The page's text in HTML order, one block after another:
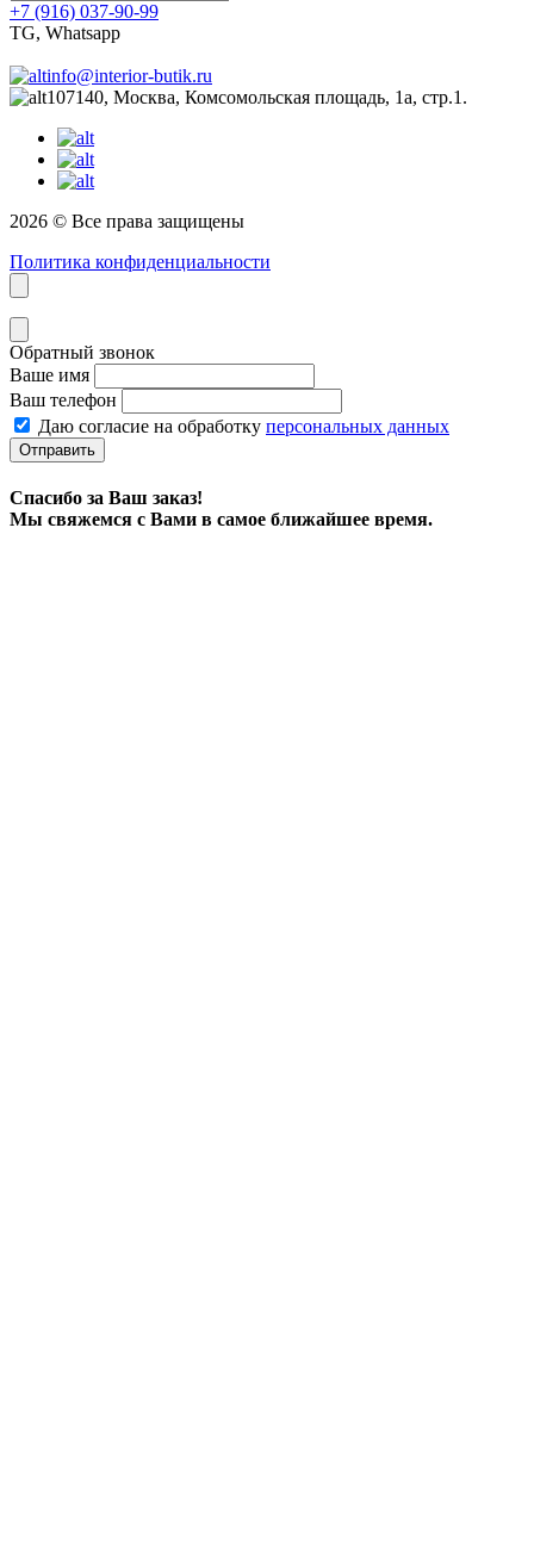
+7 (916) 037-90-99
TG, Whatsapp
info@interior-butik.ru
107140, Москва, Комсомольская площадь, 1а, стр.1.
2026 © Все права защищены
Политика конфиденциальности
Обратный звонок
Ваше имя
Ваш телефон
Даю согласие на обработку персональных данных
Отправить
Спасибо за Ваш заказ!
Мы свяжемся с Вами в самое ближайшее время.